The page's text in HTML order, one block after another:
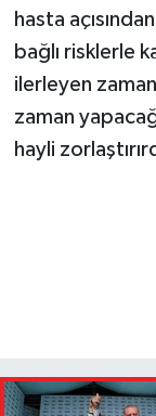
hasta
bağlı risklerle
ilerleyen
zaman
hayli